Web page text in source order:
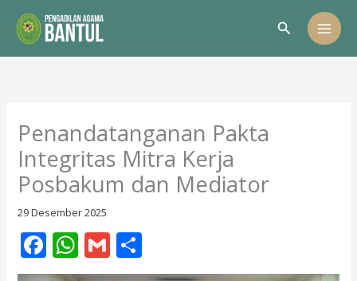
konten
Cari
Penandatanganan Pakta
Integritas Mitra Kerja
Posbakum dan Mediator
29 Desember 2025
F
ac
W
h
G
m h